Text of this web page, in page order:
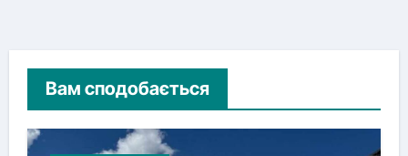
Вам сподобається